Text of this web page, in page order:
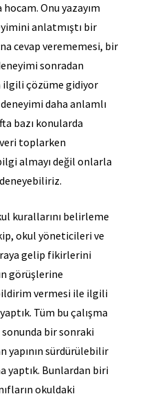
Onu yazayım
anlatmıştı bir
cevap verememesi, bir
sonradan
ilgili çözüme gidiyor
daha anlamlı
bazı konularda
toplarken
almayı değil onlarla
kurallarını belirleme
okul yöneticileri ve
gelip fikirlerini
görüşlerine
vermesi ile ilgili
Tüm bu çalışma
bir sonraki
yapının sürdürülebilir
yaptık. Bunlardan biri
okuldaki